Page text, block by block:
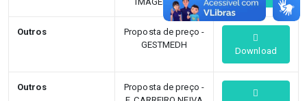
Outros
Proposta de preço -
GESTMEDH
Download
Outros
Proposta de preço -